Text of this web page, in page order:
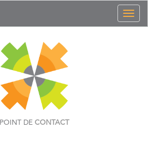
POINT DE CONTACT